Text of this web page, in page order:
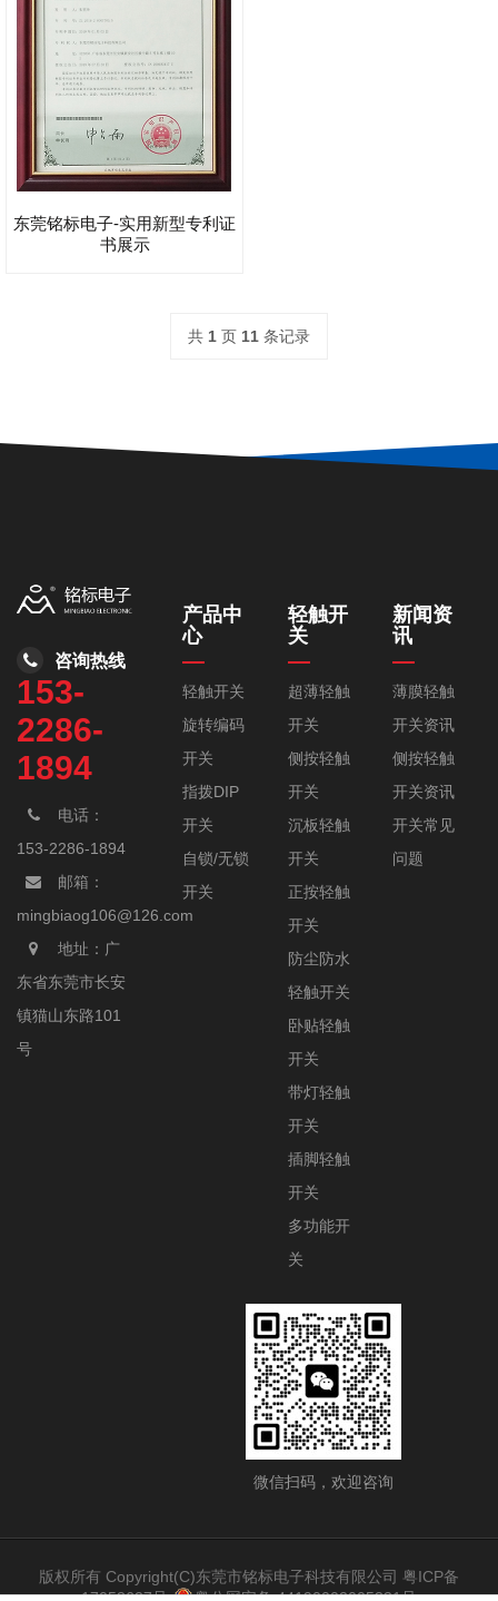
东莞铭标电子-实用新型专利证
书展示
共 1 页 11 条记录
咨询热线
153-
2286-
1894
电话：
153-2286-1894
邮箱：
mingbiaog106@126.com
地址：广
东省东莞市长安
镇猫山东路101
号
产品中
心
轻触开关
旋转编码
开关
指拨DIP
开关
自锁/无锁
开关
轻触开
关
超薄轻触
开关
侧按轻触
开关
沉板轻触
开关
正按轻触
开关
防尘防水
轻触开关
卧贴轻触
开关
带灯轻触
开关
插脚轻触
开关
多功能开
关
新闻资
讯
薄膜轻触
开关资讯
侧按轻触
开关资讯
开关常见
问题
微信扫码，欢迎咨询
版权所有 Copyright(C)东莞市铭标电子科技有限公司 粤ICP备
17053627号
粤公网安备 44190002005331号